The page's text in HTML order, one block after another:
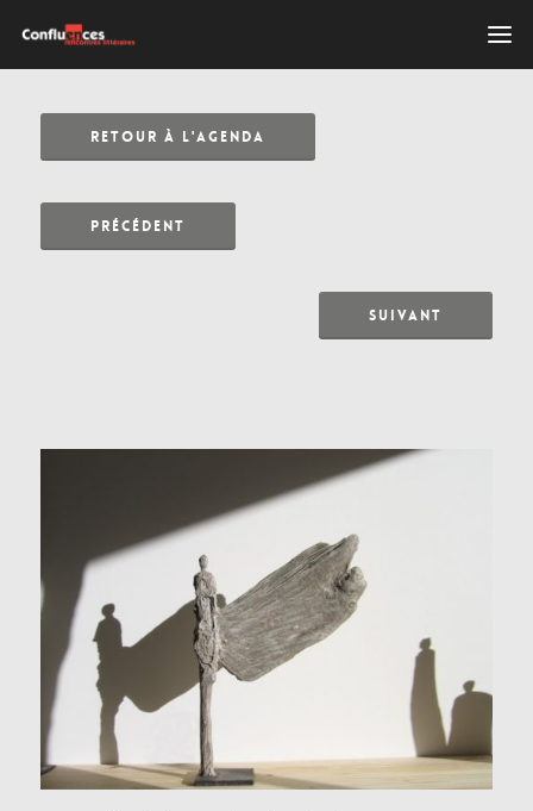
RETOUR À L'AGENDA
PRÉCÉDENT
SUIVANT